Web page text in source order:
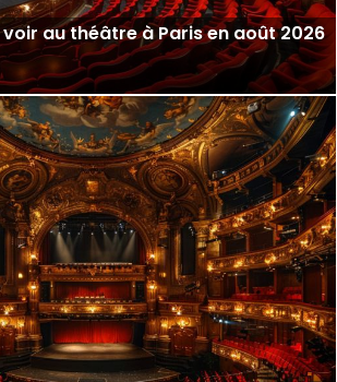
au théâtre à Paris en août 2026